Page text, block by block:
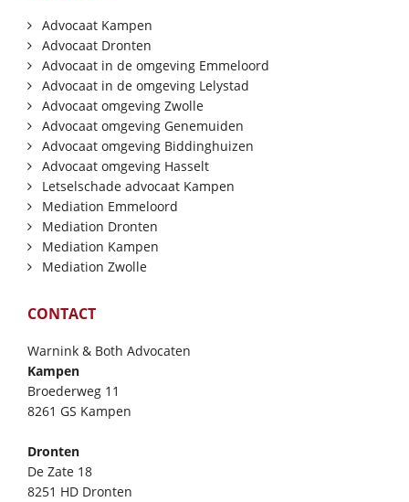
Advocaat Kampen
Advocaat Dronten
Advocaat in de omgeving Emmeloord
Advocaat in de omgeving Lelystad
Advocaat omgeving Zwolle
Advocaat omgeving Genemuiden
Advocaat omgeving Biddinghuizen
Advocaat omgeving Hasselt
Letselschade advocaat Kampen
Mediation Emmeloord
Mediation Dronten
Mediation Kampen
Mediation Zwolle
CONTACT
Warnink & Both Advocaten
Kampen
Broederweg 11
8261 GS Kampen
Dronten
De Zate 18
8251 HD Dronten